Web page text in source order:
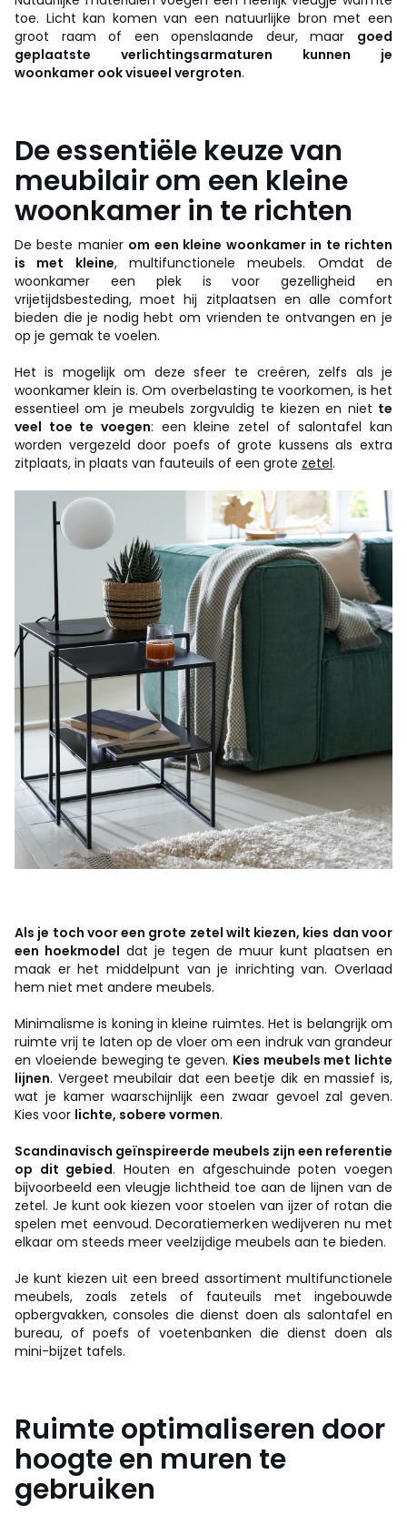
toe. Licht kan komen van een natuurlijke bron met een
groot raam of een openslaande deur, maar goed
geplaatste verlichtingsarmaturen kunnen je
woonkamer ook visueel vergroten.
De essentiële keuze van
meubilair om een kleine
woonkamer in te richten
De beste manier om een kleine woonkamer in te richten
is met kleine, multifunctionele meubels. Omdat de
woonkamer een plek is voor gezelligheid en
vrijetijdsbesteding, moet hij zitplaatsen en alle comfort
bieden die je nodig hebt om vrienden te ontvangen en je
op je gemak te voelen.
Het is mogelijk om deze sfeer te creëren, zelfs als je
woonkamer klein is. Om overbelasting te voorkomen, is het
essentieel om je meubels zorgvuldig te kiezen en niet te
veel toe te voegen: een kleine zetel of salontafel kan
worden vergezeld door poefs of grote kussens als extra
zitplaats, in plaats van fauteuils of een grote zetel.
Als je toch voor een grote zetel wilt kiezen, kies dan voor
een hoekmodel dat je tegen de muur kunt plaatsen en
maak er het middelpunt van je inrichting van. Overlaad
hem niet met andere meubels.
Minimalisme is koning in kleine ruimtes. Het is belangrijk om
ruimte vrij te laten op de vloer om een indruk van grandeur
en vloeiende beweging te geven. Kies meubels met lichte
lijnen. Vergeet meubilair dat een beetje dik en massief is,
wat je kamer waarschijnlijk een zwaar gevoel zal geven.
Kies voor lichte, sobere vormen.
Scandinavisch geïnspireerde meubels zijn een referentie
op dit gebied. Houten en afgeschuinde poten voegen
bijvoorbeeld een vleugje lichtheid toe aan de lijnen van de
zetel. Je kunt ook kiezen voor stoelen van ijzer of rotan die
spelen met eenvoud. Decoratiemerken wedijveren nu met
elkaar om steeds meer veelzijdige meubels aan te bieden.
Je kunt kiezen uit een breed assortiment multifunctionele
meubels, zoals zetels of fauteuils met ingebouwde
opbergvakken, consoles die dienst doen als salontafel en
bureau, of poefs of voetenbanken die dienst doen als
mini-bijzet tafels.
Ruimte optimaliseren door
hoogte en muren te
gebruiken